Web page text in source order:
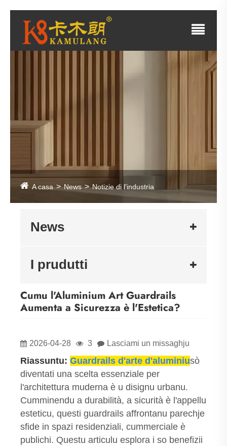
A casa News Notizie di l'industria
News
I prudutti
Cumu l'Aluminium Art Guardrails
Aumenta a Sicurezza è l'Estetica?
2026-04-28 3 Lasciami un missaghju
Riassuntu: Guardrails d'arte d'aluminiusò
diventati una scelta essenziale per
l'architettura muderna è u disignu urbanu.
Cumminendu a durabilità, a sicurità è l'appellu
esteticu, questi guardrails affrontanu parechje
sfide in spazi residenziali, cummerciale è
publichi. Questu articulu esplora i so benefizii